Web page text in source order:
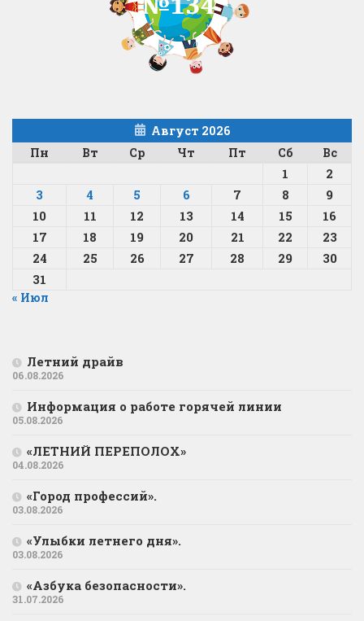
Август 2026
Пн
Вт Ср Чт Пт Сб Вс
1
2
3
4 5 6 7 8
9
10
11 12 13 14 15
16
17
18 19 20 21 22
23
24
25 26 27 28 29
30
31
« Июл
Летний драйв
06.08.2026
Информация о работе горячей линии
05.08.2026
«ЛЕТНИЙ ПЕРЕПОЛОХ»
04.08.2026
«Город профессий».
03.08.2026
«Улыбки летнего дня».
03.08.2026
«Азбука безопасности».
31.07.2026